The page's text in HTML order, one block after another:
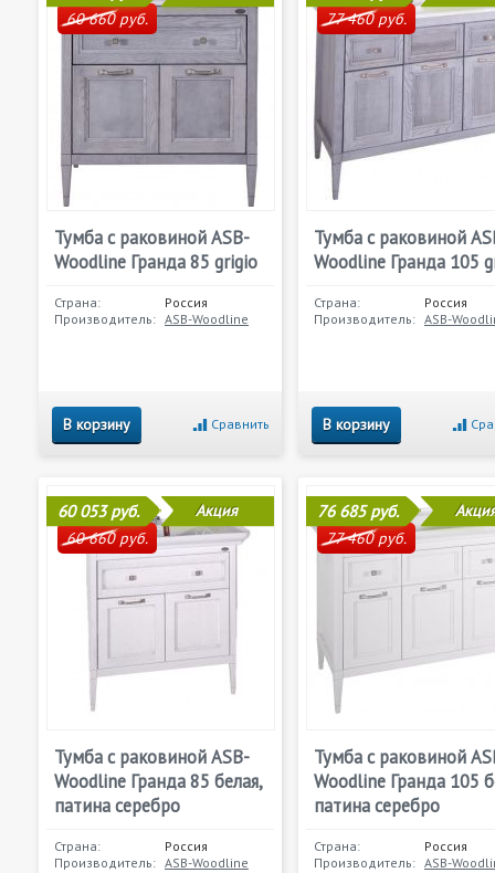
60 660 руб.
Тумба с раковиной ASB-
Woodline Гранда 85 grigio
Страна:
Россия
Производитель: ASB-Woodline
В корзину Сравнить
77 460 руб.
Тумба с раковиной
Woodline Гранда 105
Страна:
Россия
Производитель: ASB-
В корзину
60 053 руб.
60 660 руб.
Акция
Тумба с раковиной ASB-
Woodline Гранда 85 белая,
патина серебро
Страна:
Россия
Производитель: ASB-Woodline
76 685 руб.
77 460 руб.
Тумба с раковиной
Woodline Гранда 105
патина серебро
Страна:
Россия
Производитель: ASB-